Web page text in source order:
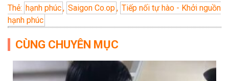
Thẻ: hạnh phúc, Saigon Co.op, Tiếp nối tự hào - Khởi nguồn
hạnh phúc
CÙNG CHUYÊN MỤC